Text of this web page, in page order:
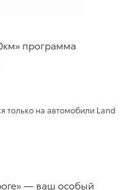
программа
только на автомобили Land
— ваш особый